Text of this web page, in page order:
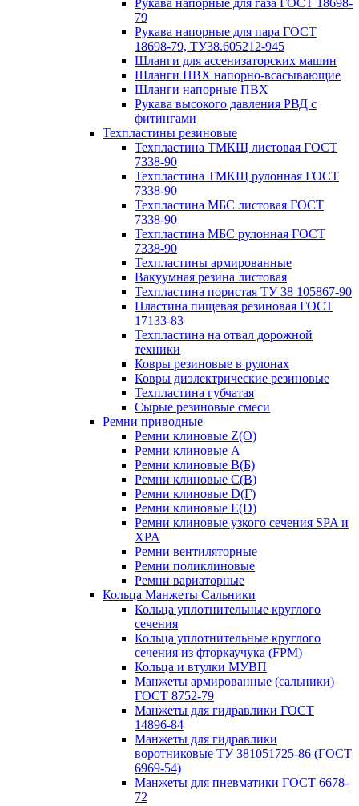
Рукава напорные для газа ГОСТ 18698-
79
Рукава напорные для пара ГОСТ
18698-79, ТУ38.605212-945
Шланги для ассенизаторских машин
Шланги ПВХ напорно-всасывающие
Шланги напорные ПВХ
Рукава высокого давления РВД с
фитингами
Техпластины резиновые
Техпластина ТМКЩ листовая ГОСТ
7338-90
Техпластина ТМКЩ рулонная ГОСТ
7338-90
Техпластина МБС листовая ГОСТ
7338-90
Техпластина МБС рулонная ГОСТ
7338-90
Техпластины армированные
Вакуумная резина листовая
Техпластина пористая ТУ 38 105867-90
Пластина пищевая резиновая ГОСТ
17133-83
Техпластина на отвал дорожной
техники
Ковры резиновые в рулонах
Ковры диэлектрические резиновые
Техпластина губчатая
Сырые резиновые смеси
Ремни приводные
Ремни клиновые Z(О)
Ремни клиновые A
Ремни клиновые B(Б)
Ремни клиновые C(В)
Ремни клиновые D(Г)
Ремни клиновые Е(D)
Ремни клиновые узкого сечения SPA и
XPA
Ремни вентиляторные
Ремни поликлиновые
Ремни вариаторные
Кольца Манжеты Сальники
Кольца уплотнительные круглого
сечения
Кольца уплотнительные круглого
сечения из фторкаучука (FPM)
Кольца и втулки МУВП
Манжеты армированные (сальники)
ГОСТ 8752-79
Манжеты для гидравлики ГОСТ
14896-84
Манжеты для гидравлики
воротниковые ТУ 381051725-86 (ГОСТ
6969-54)
Манжеты для пневматики ГОСТ 6678-
72